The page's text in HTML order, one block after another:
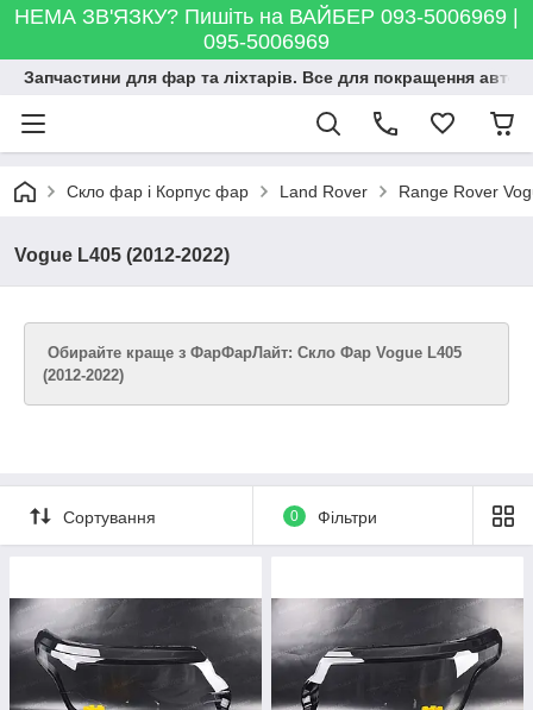
НЕМА ЗВ'ЯЗКУ? Пишіть на ВАЙБЕР 093-5006969 |
095-5006969
Запчастини для фар та ліхтарів. Все для покращення
Скло фар і Корпус фар Land Rover Range Rover
Vogue L405 (2012-2022)
Обирайте краще з ФарФарЛайт: Скло Фар Vogue L405
(2012-2022)
Сортування 0 Фільтри